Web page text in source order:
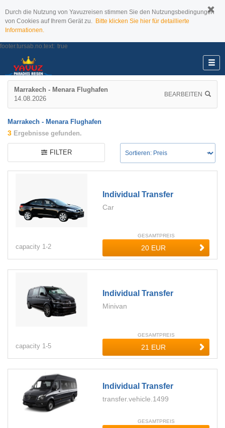
Durch die Nutzung von Yavuzreisen stimmen Sie den Nutzungsbedingungen
von Cookies auf Ihrem Gerät zu. Bitte klicken Sie hier für detaillierte
Informationen.
footer.tursab.no.text: true
Marrakech - Menara Flughafen
14.08.2026
BEARBEITEN
Marrakech - Menara Flughafen
3 Ergebnisse gefunden.
FILTER
Individual Transfer
Car
capacity 1-2
GESAMTPREIS
Individual Transfer
Minivan
capacity 1-5
GESAMTPREIS
Individual Transfer
transfer.vehicle.1499
GESAMTPREIS